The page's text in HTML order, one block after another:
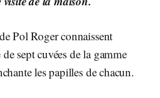
Pol Roger connaissent
sept cuvées de la gamme
les papilles de chacun.